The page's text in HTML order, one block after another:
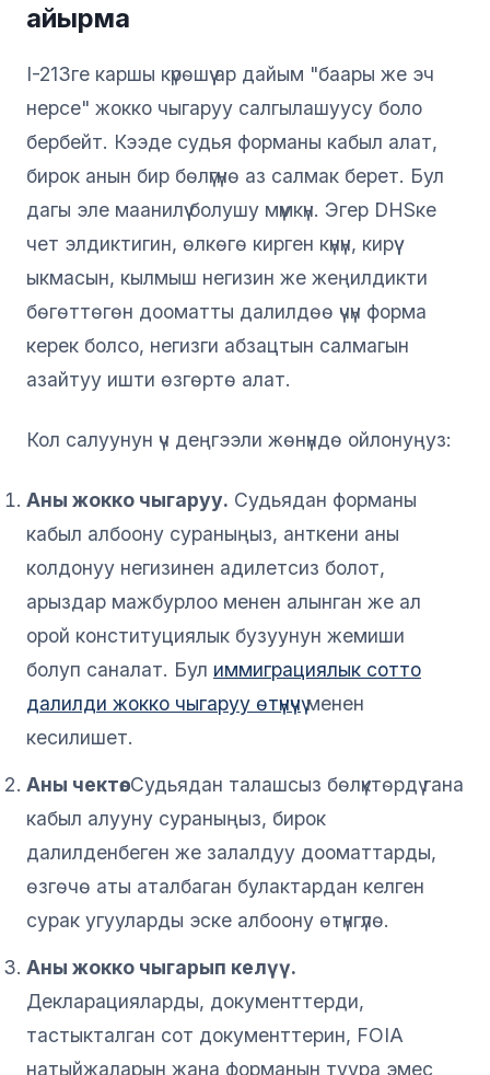
айырма
I-213ге каршы күрөшүү ар дайым "баары же эч
нерсе" жокко чыгаруу салгылашуусу боло
бербейт. Кээде судья форманы кабыл алат,
бирок анын бир бөлүгүнө аз салмак берет. Бул
дагы эле маанилүү болушу мүмкүн. Эгер DHSке
чет элдиктигин, өлкөгө кирген күнүн, кирүү
ыкмасын, кылмыш негизин же жеңилдикти
бөгөттөгөн дооматты далилдөө үчүн форма
керек болсо, негизги абзацтын салмагын
азайтуу ишти өзгөртө алат.
Кол салуунун үч деңгээли жөнүндө ойлонуңуз:
Аны жокко чыгаруу. Судьядан форманы
кабыл албоону сураныңыз, анткени аны
колдонуу негизинен адилетсиз болот,
арыздар мажбурлоо менен алынган же ал
орой конституциялык бузуунун жемиши
болуп саналат. Бул иммиграциялык сотто
далилди жокко чыгаруу өтүнүчүменен
кесилишет.
Аны чектөө.Судьядан талашсыз бөлүктөрдү гана
кабыл алууну сураныңыз, бирок
далилденбеген же залалдуу дооматтарды,
өзгөчө аты аталбаган булактардан келген
сурак угууларды эске албоону өтүнгүлө.
Аны жокко чыгарып келүү.
Декларацияларды, документтерди,
тастыкталган сот документтерин, FOIA
натыйжаларын жана форманын туура эмес